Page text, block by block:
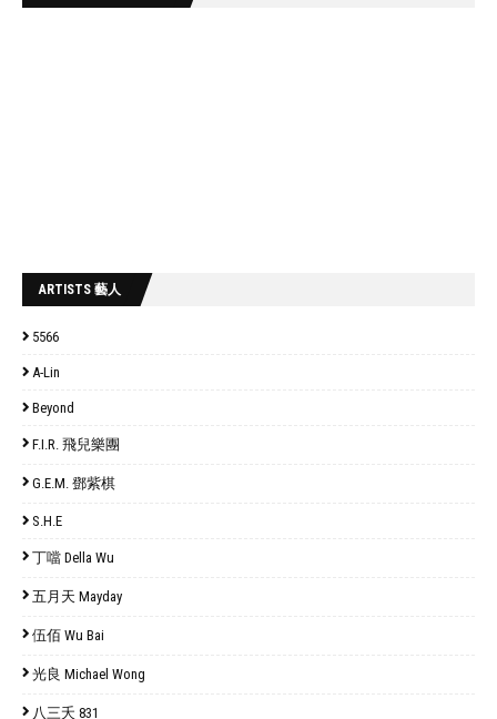
ARTISTS 藝人
5566
A-Lin
Beyond
F.I.R. 飛兒樂團
G.E.M. 鄧紫棋
S.H.E
丁噹 Della Wu
五月天 Mayday
伍佰 Wu Bai
光良 Michael Wong
八三夭 831